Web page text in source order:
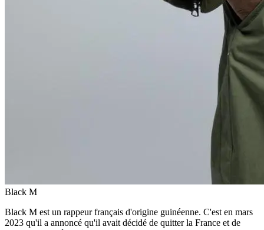
Black M
Black M est un rappeur français d'origine guinéenne. C'est en mars
2023 qu'il a annoncé qu'il avait décidé de quitter la France et de